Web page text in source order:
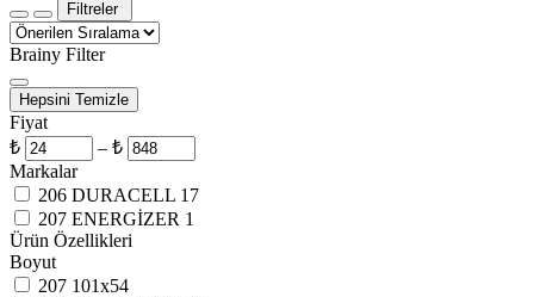
Filtreler
Brainy Filter
Hepsini Temizle
Fiyat
₺
– ₺
Markalar
206 DURACELL 17
207 ENERGİZER 1
Ürün Özellikleri
Boyut
207 101x54